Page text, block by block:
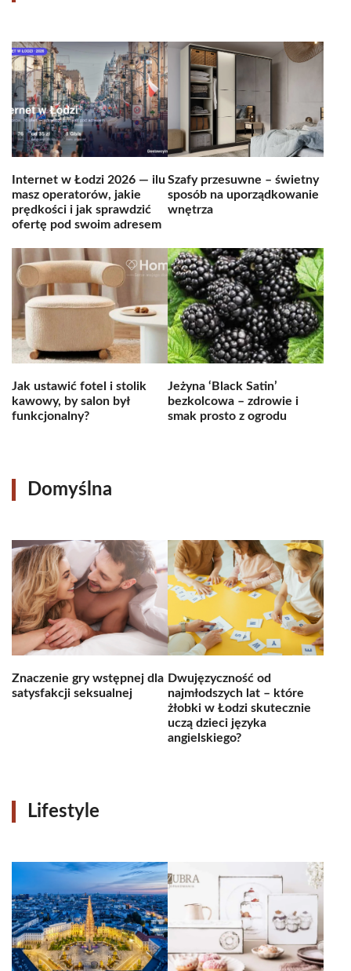
Internet w Łodzi 2026 — ilu
masz operatorów, jakie
prędkości i jak sprawdzić
ofertę pod swoim adresem
Szafy przesuwne – świetny
sposób na uporządkowanie
wnętrza
Jak ustawić fotel i stolik
kawowy, by salon był
funkcjonalny?
Jeżyna ‘Black Satin’
bezkolcowa – zdrowie i
smak prosto z ogrodu
Domyślna
Znaczenie gry wstępnej dla
satysfakcji seksualnej
Dwujęzyczność od
najmłodszych lat – które
żłobki w Łodzi skutecznie
uczą dzieci języka
angielskiego?
Lifestyle